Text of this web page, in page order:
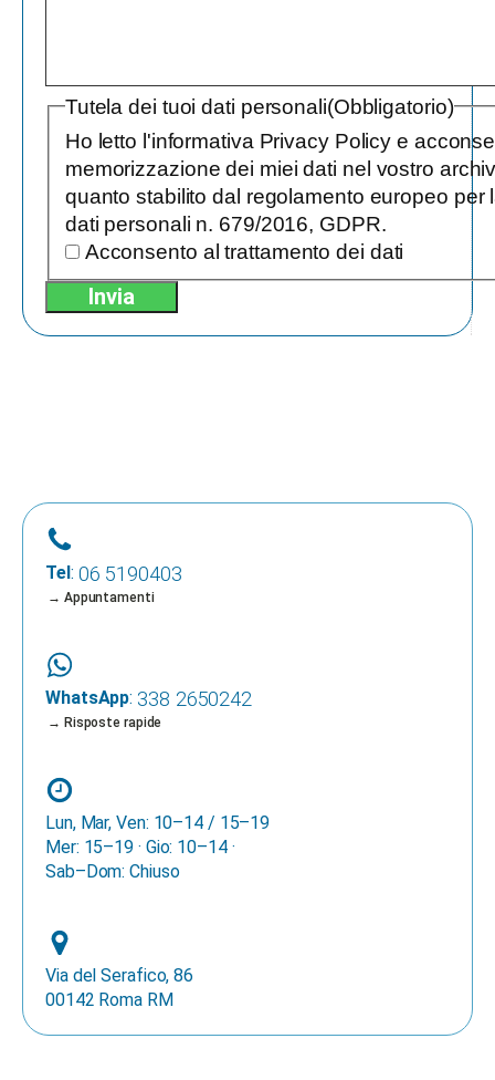
Tutela dei tuoi dati personali(Obbligatorio)
Ho letto l'informativa Privacy Policy e
memorizzazione dei miei dati nel vostro
quanto stabilito dal regolamento europeo per
dati personali n. 679/2016, GDPR.
Acconsento al trattamento dei dati
Tel: 06 5190403
→ Appuntamenti
WhatsApp: 338 2650242
→ Risposte rapide
Lun, Mar, Ven: 10–14 / 15–19
Mer: 15–19 · Gio: 10–14 ·
Sab–Dom: Chiuso
Via del Serafico, 86
00142 Roma RM